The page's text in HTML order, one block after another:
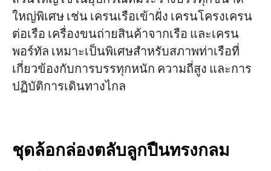
ใหญ่พิเศษ เช่น เครนเรือเข้าฝั่ง เครนโครงเครน
ต่อเรือ เครื่องขนถ่ายสินค้าจากเรือ และเครน
พอร์ทัล เหมาะเป็นพิเศษสำหรับสภาพท่าเรือที่
เกี่ยวข้องกับการบรรทุกหนัก ความถี่สูง และการ
ปฏิบัติการเดินทางไกล
ชุดล้อกล่องตลับลูกปืนทรงกลม